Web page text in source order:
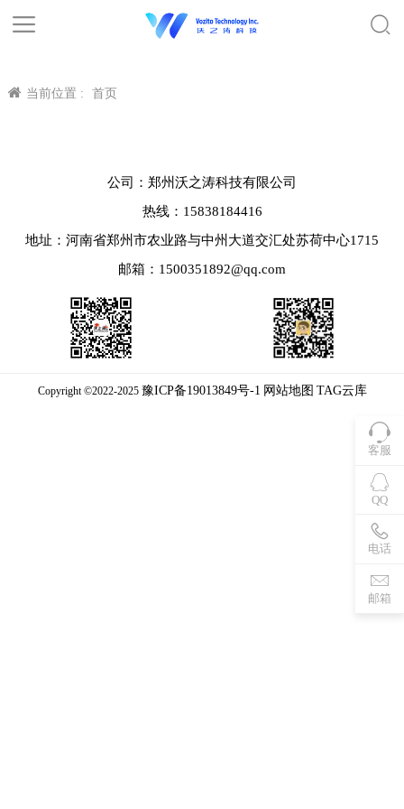
当前位置 : 首页
客服
QQ
电话
邮箱
公司：郑州沃之涛科技有限公司
热线：15838184416
地址：河南省郑州市农业路与中州大道交汇处苏荷中心1715
邮箱：1500351892@qq.com
Copyright ©2022-2025 豫ICP备19013849号-1 网站地图 TAG云库